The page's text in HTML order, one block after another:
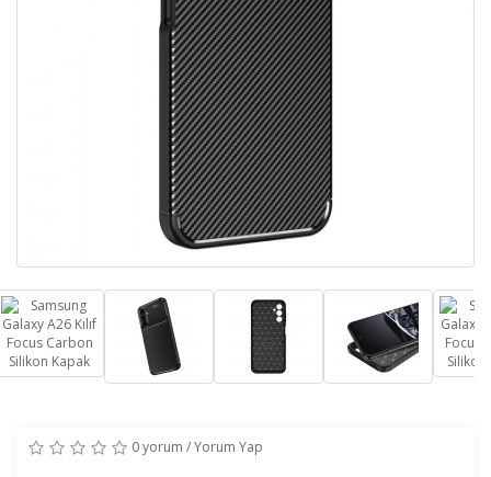
0 yorum /Yorum Yap